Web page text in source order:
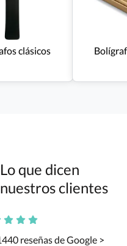
clásicos
Lo que dicen
nuestros clientes
reseñas de Google >